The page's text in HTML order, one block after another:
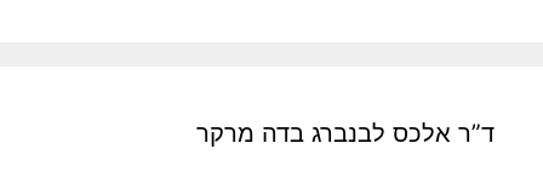
ד”ר אלכס לבנברג בדה מרקר